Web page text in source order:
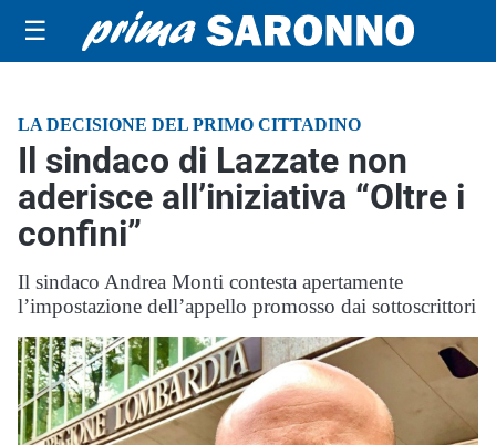
☰
LA DECISIONE DEL PRIMO CITTADINO
Il sindaco di Lazzate non
aderisce all’iniziativa “Oltre i
confini”
Il sindaco Andrea Monti contesta apertamente
l’impostazione dell’appello promosso dai sottoscrittori